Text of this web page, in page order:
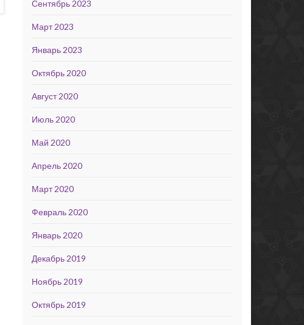
Сентябрь 2023
Март 2023
Январь 2023
Октябрь 2020
Август 2020
Июль 2020
Май 2020
Апрель 2020
Март 2020
Февраль 2020
Январь 2020
Декабрь 2019
Ноябрь 2019
Октябрь 2019